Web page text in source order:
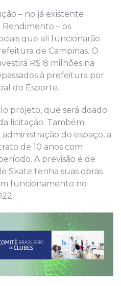
– no já existente
– os
que ali funcionarão
de Campinas. O
R$ 8 milhões na
à prefeitura por
do Esporte.
projeto, que será doado
licitação. Também
do espaço, a
de 10 anos com
A previsão é de
Skate tenha suas obras
funcionamento no